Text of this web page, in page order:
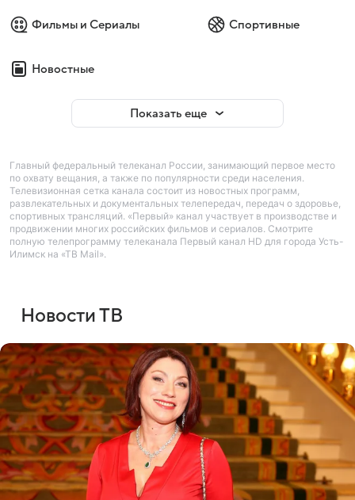
Фильмы и Сериалы Спортивные
Новостные
Показать еще
Главный федеральный телеканал России, занимающий первое место
по охвату вещания, а также по популярности среди населения.
Телевизионная сетка канала состоит из новостных программ,
развлекательных и документальных телепередач, передач о здоровье,
спортивных трансляций. «Первый» канал участвует в производстве и
продвижении многих российских фильмов и сериалов. Смотрите
полную телепрограмму телеканала Первый канал HD для города Усть-
Илимск на «ТВ Mail».
Новости ТВ